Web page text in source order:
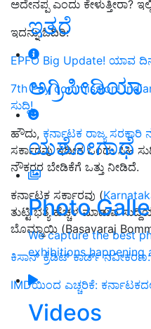
ಇತರೆ
ಅಗ್ರಿಪೀಡಿಯಾ
ಯಶೋಗಾಥೆ
Photo
We capture the best
exhibitions happening
Videos
ಅದೇನಪ್ಪ ಎಂದು ಕೇಳುತ್ತೀರಾ?
ಇದನ್ನು ಓದಿರಿ:
EPFO Big Update! ಯಾವ
7th Pay commission!
ಸುದ್ದಿ!
ಹೌದು, ಕರ್ನಾಟಕ ರಾಜ್ಯ
ಸರ್ಕಾರವು ಇದೀಗ ಒಂದು ಸಿಹಿ
ನೌಕರರ ಬೇಡಿಕೆಗೆ ಒತ್ತು ನೀಡಿದೆ.
ಕರ್ನಾಟಕ ಸರ್ಕಾರವು (
ತುಟ್ಟಿ ಭತ್ಯೆ ಹೆಚ್ಚಳ ಮಾಡುವ
ಬೊಮ್ಮಾಯಿ (Basavaraj
ಕಿಸಾನ್ ಕ್ರೆಡಿಟ್ ಕಾರ್ಡ್ ನವೀಕರಣ:
IMDಯಿಂದ ಎಚ್ಚರಿಕೆ: